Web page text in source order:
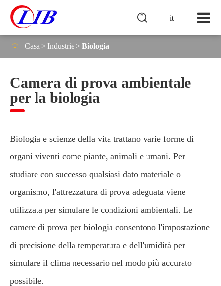
it

 Casa Industrie Biologia
Camera di prova ambientale
per la biologia
Biologia e scienze della vita trattano varie forme di
organi viventi come piante, animali e umani. Per
studiare con successo qualsiasi dato materiale o
organismo, l'attrezzatura di prova adeguata viene
utilizzata per simulare le condizioni ambientali. Le
camere di prova per biologia consentono l'impostazione
di precisione della temperatura e dell'umidità per
simulare il clima necessario nel modo più accurato
possibile.